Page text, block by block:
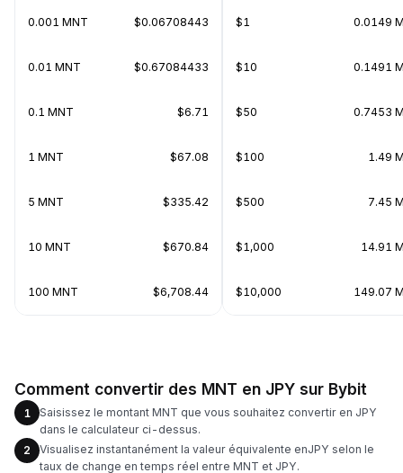
0.001 MNT $0.06708443
0.01 MNT $0.67084433
0.1 MNT $6.71
1 MNT $67.08
5 MNT $335.42
10 MNT $670.84
100 MNT $6,708.44
$1 0.0149
$10 0.1491
$50 0.7453
$100 1.49
$500 7.45
$1,000 14.91
$10,000 149.07
Comment convertir des MNT en JPY sur Bybit
1
Saisissez le montant MNT que vous souhaitez convertir en JPY
dans le calculateur ci-dessus.
2
Visualisez instantanément la valeur équivalente enJPY selon le
taux de change en temps réel entre MNT et JPY.